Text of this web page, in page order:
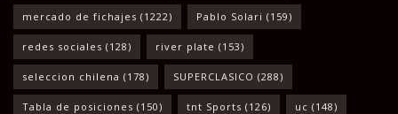
mercado de fichajes (1222) Pablo Solari (159)
redes sociales (128) river plate (153)
seleccion chilena (178) SUPERCLASICO (288)
Tabla de posiciones (150) tnt Sports (126) uc (148)